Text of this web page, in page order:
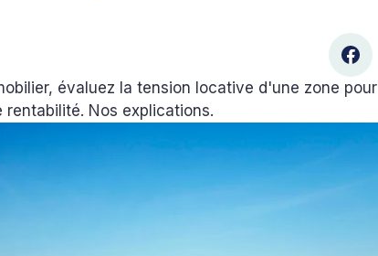
évaluez la tension locative d'une zone pour
Nos explications.